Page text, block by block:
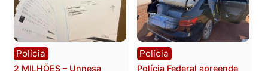
Marcos Rogério apresenta
Plano de Governo com
228 projetos, metas
públicas e
acompanhamento de
resultados
Eleições 2026: Pastor
Evanildo pode ser o
primeiro pastor de
Rondônia na Câmara
Federal
sexta-feira, 07/08/2026 às